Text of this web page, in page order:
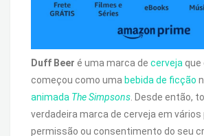
Duff Beer é uma marca de cerveja que
começou como uma bebida de ficção
animada The Simpsons . Desde então,
verdadeira marca de cerveja em vários
permissão ou consentimento do seu